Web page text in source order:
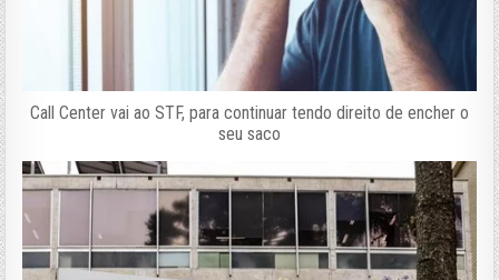
Call Center vai ao STF, para continuar tendo direito de encher o
seu saco